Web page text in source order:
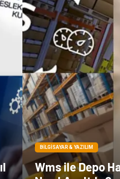
BILGISAYAR & YAZILIM
Wms ile Depo